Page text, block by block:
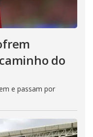
do
e passam por